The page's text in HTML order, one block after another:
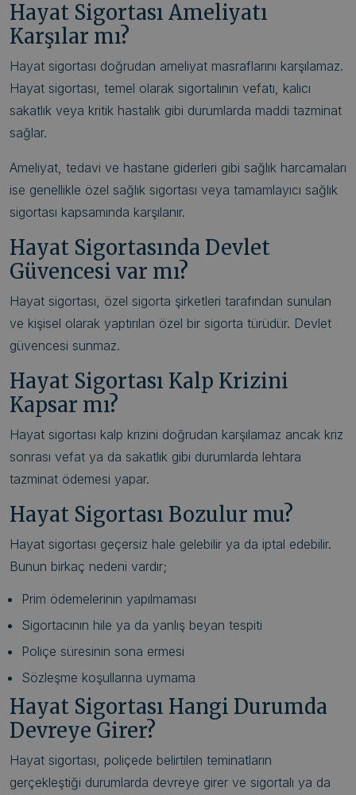
Hayat Sigortası Ameliyatı
Karşılar mı?
Hayat sigortası doğrudan ameliyat masraflarını karşılamaz.
Hayat sigortası, temel olarak sigortalının vefatı, kalıcı
sakatlık veya kritik hastalık gibi durumlarda maddi tazminat
sağlar.
Ameliyat, tedavi ve hastane giderleri gibi sağlık harcamaları
ise genellikle özel sağlık sigortası veya tamamlayıcı sağlık
sigortası kapsamında karşılanır.
Hayat Sigortasında Devlet
Güvencesi var mı?
Hayat sigortası, özel sigorta şirketleri tarafından sunulan
ve kişisel olarak yaptırılan özel bir sigorta türüdür. Devlet
güvencesi sunmaz.
Hayat Sigortası Kalp Krizini
Kapsar mı?
Hayat sigortası kalp krizini doğrudan karşılamaz ancak kriz
sonrası vefat ya da sakatlık gibi durumlarda lehtara
tazminat ödemesi yapar.
Hayat Sigortası Bozulur mu?
Hayat sigortası geçersiz hale gelebilir ya da iptal edebilir.
Bunun birkaç nedeni vardır;
Prim ödemelerinin yapılmaması
Sigortacının hile ya da yanlış beyan tespiti
Poliçe süresinin sona ermesi
Sözleşme koşullarına uymama
Hayat Sigortası Hangi Durumda
Devreye Girer?
Hayat sigortası, poliçede belirtilen teminatların
gerçekleştiği durumlarda devreye girer ve sigortalı ya da